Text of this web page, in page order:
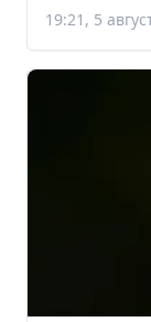
19:21, 5